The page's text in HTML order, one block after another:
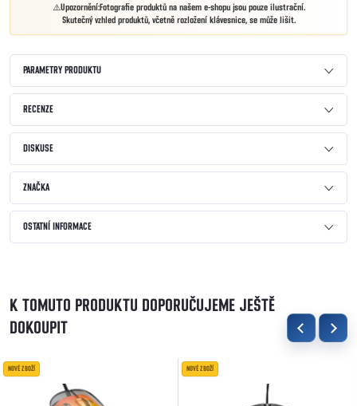
Upozornění:Fotografie produktů na našem e-shopu jsou pouze ilustrační.
Skutečný vzhled produktů, včetně rozložení klávesnice, se může lišit.
PARAMETRY PRODUKTU
RECENZE
DISKUSE
ZNAČKA
OSTATNÍ INFORMACE
K TOMUTO PRODUKTU DOPORUČUJEME JEŠTĚ
DOKOUPIT
NOVÉ ZBOŽÍ NOVÉ ZBOŽÍ